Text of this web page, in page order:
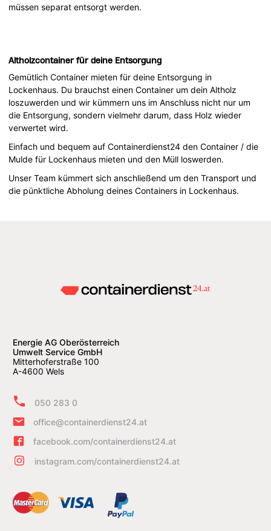
müssen separat entsorgt werden.
Altholzcontainer für deine Entsorgung
Gemütlich Container mieten für deine Entsorgung in
Lockenhaus. Du brauchst einen Container um dein Altholz
loszuwerden und wir kümmern uns im Anschluss nicht nur um
die Entsorgung, sondern vielmehr darum, dass Holz wieder
verwertet wird.
Einfach und bequem auf Containerdienst24 den Container / die
Mulde für Lockenhaus mieten und den Müll loswerden.
Unser Team kümmert sich anschließend um den Transport und
die pünktliche Abholung deines Containers in Lockenhaus.
Energie AG Oberösterreich
Umwelt Service GmbH
Mitterhoferstraße 100
A-4600 Wels
050 283 0
office@containerdienst24.at
facebook.com/containerdienst24.at
instagram.com/containerdienst24.at